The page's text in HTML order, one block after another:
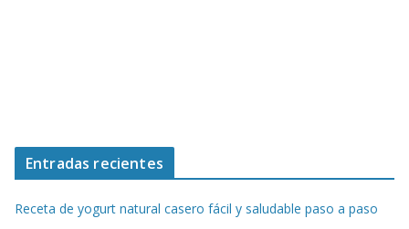
Entradas recientes
Receta de yogurt natural casero fácil y saludable paso a paso